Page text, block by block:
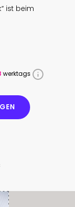
ist beim
werktags